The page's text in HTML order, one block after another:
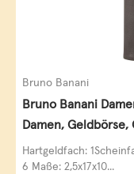
Bruno Banani
Bruno Banani
Damen,
Leder
Hartgeldfach:
6 Maße: 2,5x17x10...